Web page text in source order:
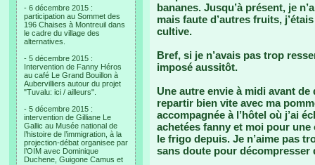
- 6 décembre 2015 :
participation au Sommet des
196 Chaises à Montreuil dans
le cadre du village des
alternatives.
- 5 décembre 2015 :
Intervention de Fanny Héros
au café Le Grand Bouillon à
Aubervilliers autour du projet
"Tuvalu: ici / ailleurs".
- 5 décembre 2015 :
intervention de Gilliane Le
Gallic au Musée national de
l’histoire de l’immigration, à la
projection-débat organisee par
l’OIM avec Dominique
Duchene, Guigone Camus et
bananes. Jusqu’à présent, je
mais faute d’autres fruits,
cultive.
Bref, si je n’avais pas trop
imposé aussitôt.
Une autre envie à midi avant
repartir bien vite avec ma
accompagnée à l’hôtel où j’ai
achetées fanny et moi pour
le frigo depuis. Je n’aime pas
sans doute pour décompresser